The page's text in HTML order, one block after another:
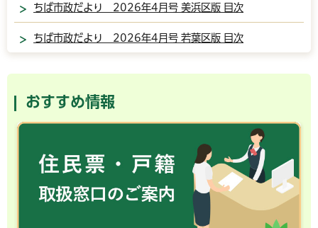
ちば市政だより 2026年4月号 美浜区版 目次
ちば市政だより 2026年4月号 若葉区版 目次
おすすめ情報